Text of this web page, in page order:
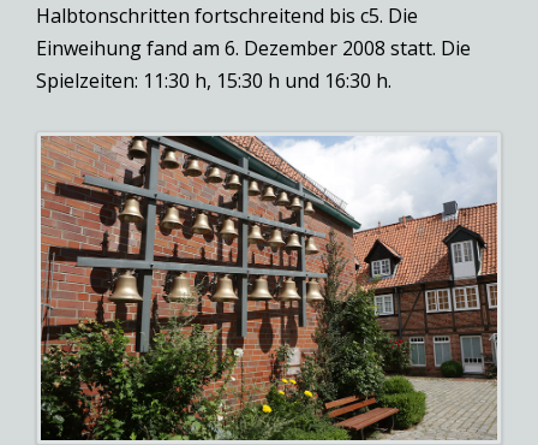
Halbtonschritten fortschreitend bis c5. Die
Einweihung fand am 6. Dezember 2008 statt. Die
Spielzeiten: 11:30 h, 15:30 h und 16:30 h.